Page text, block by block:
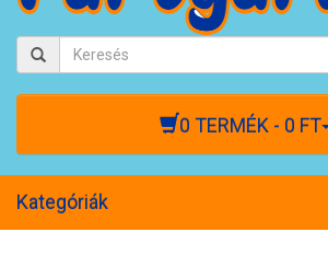
0 TERMÉK - 0 FT
Kategóriák